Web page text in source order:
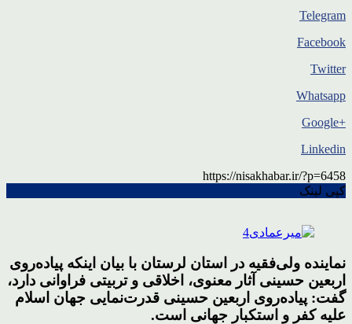
Telegram
Facebook
Twitter
Whatsapp
+Google
Linkedin
https://nisakhabar.ir/?p=6458
کپی لینک
نماینده ولی‌فقیه در استان لرستان با بیان اینکه پیاده‌روی
اربعین حسینی آثار معنوی، اخلاقی و تربیتی فراوانی دارد،
گفت: پیاده‌روی اربعین حسینی قدرت‌نمایی جهان اسلام
علیه کفر و استکبار جهانی است.